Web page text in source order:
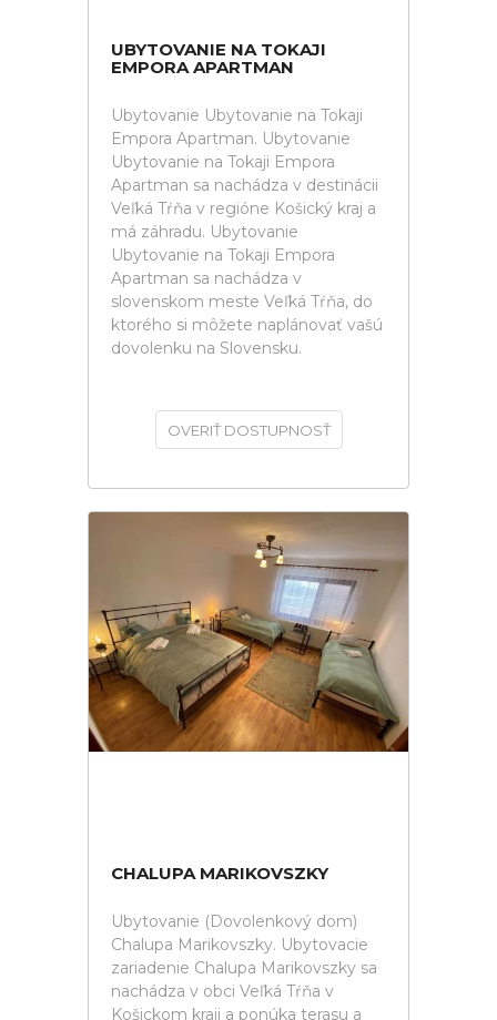
UBYTOVANIE NA TOKAJI
EMPORA APARTMAN
Ubytovanie Ubytovanie na Tokaji
Empora Apartman. Ubytovanie
Ubytovanie na Tokaji Empora
Apartman sa nachádza v destinácii
Veľká Tŕňa v regióne Košický kraj a
má záhradu. Ubytovanie
Ubytovanie na Tokaji Empora
Apartman sa nachádza v
slovenskom meste Veľká Tŕňa, do
ktorého si môžete naplánovať vašú
dovolenku na Slovensku.
OVERIŤ DOSTUPNOSŤ
CHALUPA MARIKOVSZKY
Ubytovanie (Dovolenkový dom)
Chalupa Marikovszky. Ubytovacie
zariadenie Chalupa Marikovszky sa
nachádza v obci Veľká Tŕňa v
Košickom kraji a ponúka terasu a